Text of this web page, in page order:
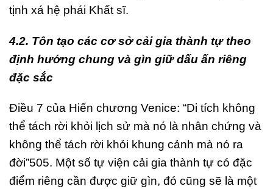
tịnh xá hệ phái Khất sĩ.
4.2. Tôn tạo các cơ sở cải gia thành tự theo
định hướng chung và gìn giữ dấu ấn riêng
đặc sắc
Điều 7 của Hiến chương Venice: “Di tích không
thể tách rời khỏi lịch sử mà nó là nhân chứng và
không thể tách rời khỏi khung cảnh mà nó ra
đời”505. Một số tự viện cải gia thành tự có đặc
điểm riêng cần được giữ gìn, đó cũng sẽ là một